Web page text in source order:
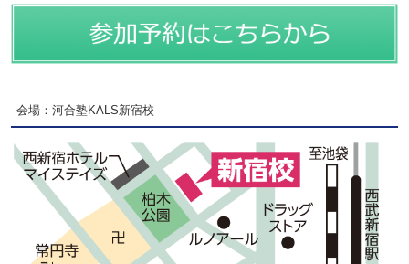
会場：河合塾KALS新宿校